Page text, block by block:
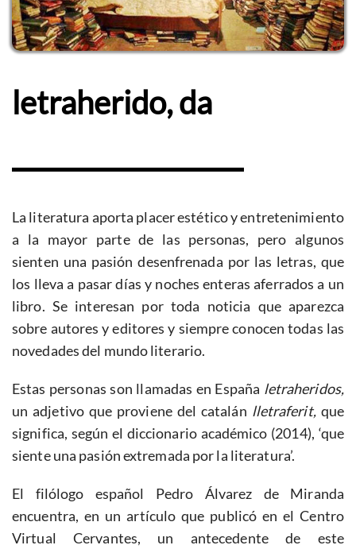
letraherido, da
La literatura aporta placer estético y entretenimiento
a la mayor parte de las personas, pero algunos
sienten una pasión desenfrenada por las letras, que
los lleva a pasar días y noches enteras aferrados a un
libro. Se interesan por toda noticia que aparezca
sobre autores y editores y siempre conocen todas las
novedades del mundo literario.
Estas personas son llamadas en España letraheridos,
un adjetivo que proviene del catalán lletraferit, que
significa, según el diccionario académico (2014), ‘que
siente una pasión extremada por la literatura’.
El filólogo español Pedro Álvarez de Miranda
encuentra, en un artículo que publicó en el Centro
Virtual Cervantes, un antecedente de este